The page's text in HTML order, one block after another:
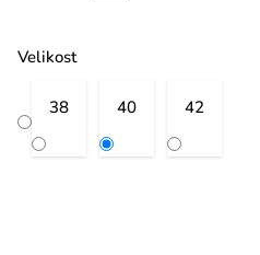
Velikost
38 40 42